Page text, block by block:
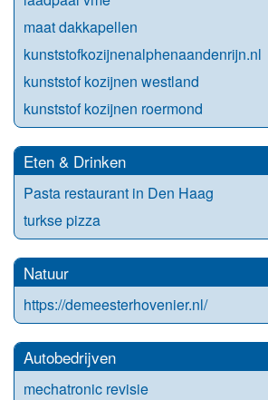
maat dakkapellen
kunststofkozijnenalphenaandenrijn.nl
kunststof kozijnen westland
kunststof kozijnen roermond
Eten & Drinken
Pasta restaurant in Den Haag
turkse pizza
Natuur
https://demeesterhovenier.nl/
Autobedrijven
mechatronic revisie